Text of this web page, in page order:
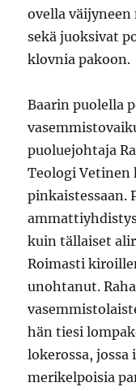
ovella
sekä juoksivat
klovnia pakoon.
Baarin puolella
puoluejohtaja
Teologi Vetinen
pinkaistessaan.
kuin tällaiset
Roimasti
unohtanut.
hän tiesi
lokerossa,
merikelpoisia